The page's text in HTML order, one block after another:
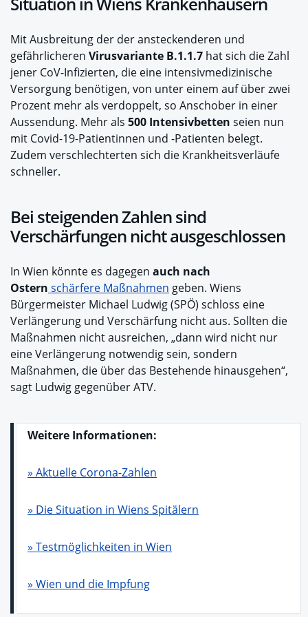
Mit Ausbreitung der der ansteckenderen und
gefährlicheren Virusvariante B.1.1.7 hat sich die Zahl
jener CoV-Infizierten, die eine intensivmedizinische
Versorgung benötigen, von unter einem auf über zwei
Prozent mehr als verdoppelt, so Anschober in einer
Aussendung. Mehr als 500 Intensivbetten seien nun
mit Covid-19-Patientinnen und -Patienten belegt.
Zudem verschlechterten sich die Krankheitsverläufe
schneller.
Bei steigenden Zahlen sind
Verschärfungen nicht ausgeschlossen
In Wien könnte es dagegen auch nach
Ostern schärfere Maßnahmen geben. Wiens
Bürgermeister Michael Ludwig (SPÖ) schloss eine
Verlängerung und Verschärfung nicht aus. Sollten die
Maßnahmen nicht ausreichen, „dann wird nicht nur
eine Verlängerung notwendig sein, sondern
Maßnahmen, die über das Bestehende hinausgehen“,
sagt Ludwig gegenüber ATV.
Weitere Informationen:
» Aktuelle Corona-Zahlen
» Die Situation in Wiens Spitälern
» Testmöglichkeiten in Wien
» Wien und die Impfung